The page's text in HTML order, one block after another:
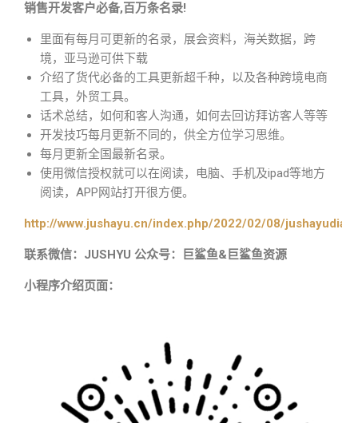
销售开发客户必备,百万条名录!
里面有每月可更新的名录，展会资料，海关数据，跨
境，亚马逊可供下载
介绍了货代必备的工具更新超千种，以及各种跨境电商
工具，外贸工具。
话术总结，如何和客人沟通，如何去回访拜访客人等等
开发技巧每月更新不同的，供全方位学习思维。
每月更新全国最新名录。
使用微信授权就可以在阅读，电脑、手机及ipad等地方
阅读，APP网站打开很方便。
http://www.jushayu.cn/index.php/2022/02/08/
联系微信：JUSHYU 公众号：巨鲨鱼&巨鲨鱼资源
小程序介绍页面：